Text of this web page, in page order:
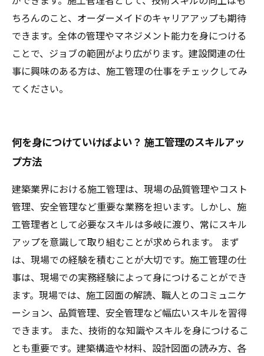
ちろんのこと、オーダーメイドのキャリアアップも期待
できます。全体の管理やマネジメント能力を身につける
ことで、ジョブの範囲がより広がります。建設関連の仕
事に興味のある方は、施工管理の仕事をチェックしてみ
てください。
何を身につけていけばよい？ 施工管理のスキルアッ
プ方法
建築業界における施工管理は、現場の品質管理やコスト
管理、安全管理など重要な業務を担います。しかし、施
工管理者として必要なスキルは多岐に渡り、常にスキル
アップを意識して取り組むことが求められます。 まず
は、現場での経験を積むことが大切です。施工管理の仕
事は、現場での実務経験によって身につけることができ
ます。現場では、施工図面の解読、職人とのコミュニケ
ーション、品質管理、安全管理など幅広いスキルを習得
できます。 また、技術的な知識やスキルを身につけるこ
とも重要です。建築構造や材料、設計図面の読み方、各